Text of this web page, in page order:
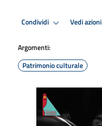
Condividi Vedi azioni
Argomenti:
Patrimonio culturale